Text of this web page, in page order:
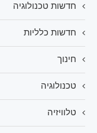
חדשות טכנולוגיה
חדשות כלליות
חינוך
טכנולוגיה
טלוויזיה